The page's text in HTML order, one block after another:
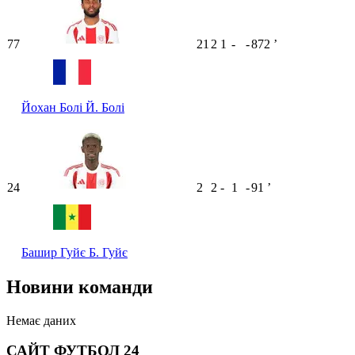
77
Йохан Болі Й. Болі
21 2 1 - -872 ʼ
24
Башир Гуйє Б. Гуйє
2 2 - 1 -91 ʼ
Новини команди
Немає даних
САЙТ ФУТБОЛ 24